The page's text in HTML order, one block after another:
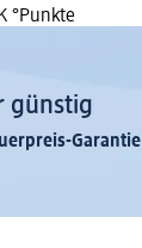
°Punkte
günstig
Garantie